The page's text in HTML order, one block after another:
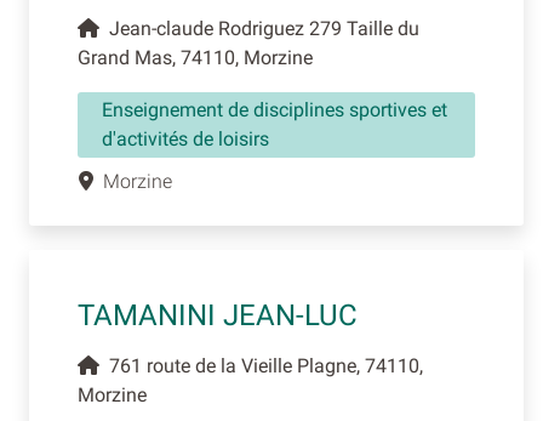
Jean-claude Rodriguez 279 Taille du
Grand Mas, 74110, Morzine
Enseignement de disciplines sportives et
d'activités de loisirs
Morzine
TAMANINI JEAN-LUC
761 route de la Vieille Plagne, 74110,
Morzine